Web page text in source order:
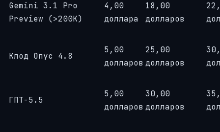
Gemini 3.1 Pro
Preview (>200K)
4,00
доллара
18,00
долларов
Клод Опус 4.8
5,00
долларов
25,00
долларов
ГПТ-5.5
5,00
долларов
30,00
долларов